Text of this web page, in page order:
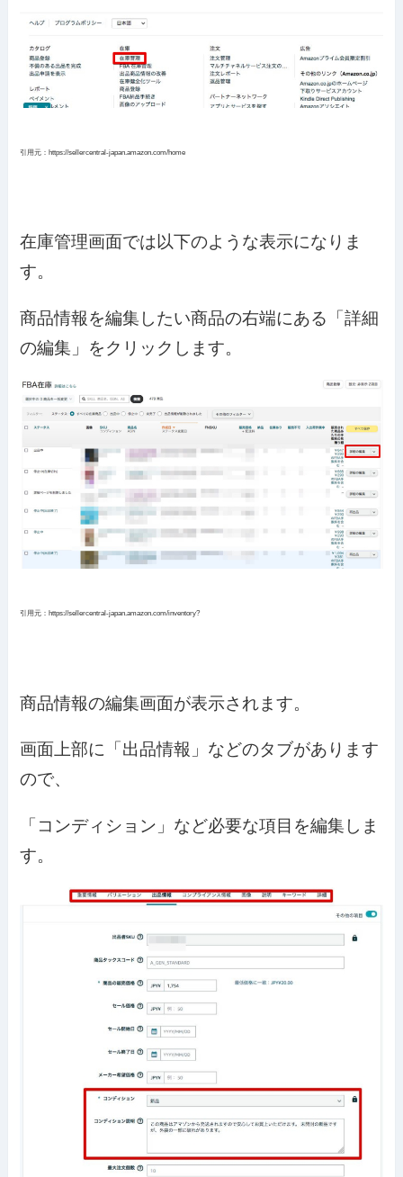
引用元：https://sellercentral-japan.amazon.com/home
在庫管理画面では以下のような表示になりま
す。
商品情報を編集したい商品の右端にある「詳細
の編集」をクリックします。
引用元：https://sellercentral-japan.amazon.com/inventory?
商品情報の編集画面が表示されます。
画面上部に「出品情報」などのタブがあります
ので、
「コンディション」など必要な項目を編集しま
す。